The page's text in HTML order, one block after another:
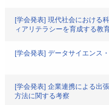
[学会発表] 現代社会における
ィアリテラシーを育成する教
[学会発表] データサイエンス
[学会発表] 企業連携による出
方法に関する考察